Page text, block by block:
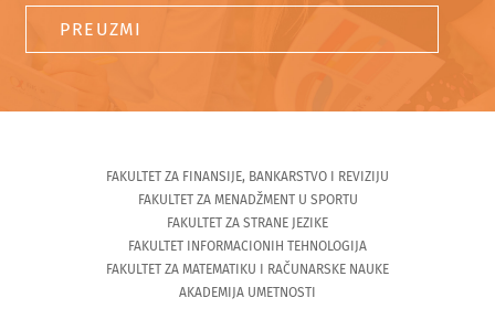
PREUZMI
FAKULTET ZA FINANSIJE, BANKARSTVO I REVIZIJU
FAKULTET ZA MENADŽMENT U SPORTU
FAKULTET ZA STRANE JEZIKE
FAKULTET INFORMACIONIH TEHNOLOGIJA
FAKULTET ZA MATEMATIKU I RAČUNARSKE NAUKE
AKADEMIJA UMETNOSTI